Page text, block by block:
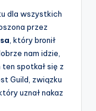
dla wszystkich
przez
, który bronił
nam idzie,
spotkał się z
Guild, związku
uznał nakaz